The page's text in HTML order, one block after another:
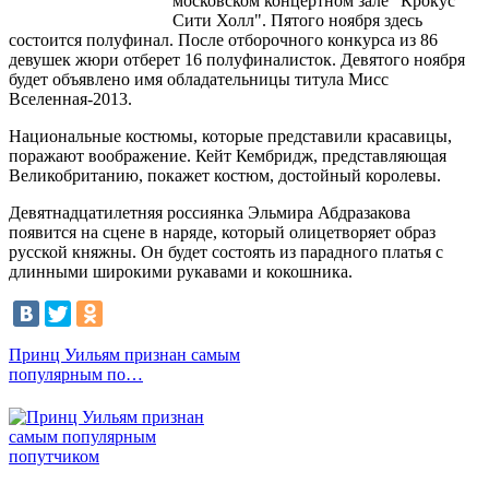
Сити Холл". Пятого ноября здесь
состоится полуфинал. После отборочного конкурса из 86
девушек жюри отберет 16 полуфиналисток. Девятого ноября
будет объявлено имя обладательницы титула Мисс
Вселенная-2013.
Национальные костюмы, которые представили красавицы,
поражают воображение. Кейт Кембридж, представляющая
Великобританию, покажет костюм, достойный королевы.
Девятнадцатилетняя россиянка Эльмира Абдразакова
появится на сцене в наряде, который олицетворяет образ
русской княжны. Он будет состоять из парадного платья с
длинными широкими рукавами и кокошника.
Принц Уильям признан самым
популярным по…